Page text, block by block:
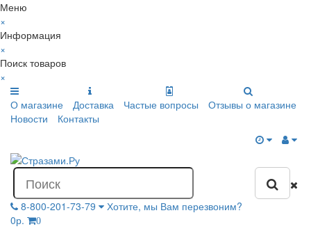
Меню
×
Информация
×
Поиск товаров
×
О магазине
Доставка Частые вопросы
Отзывы о магазине
Новости
Контакты
8-800-201-73-79
Хотите, мы Вам перезвоним?
0р.
0